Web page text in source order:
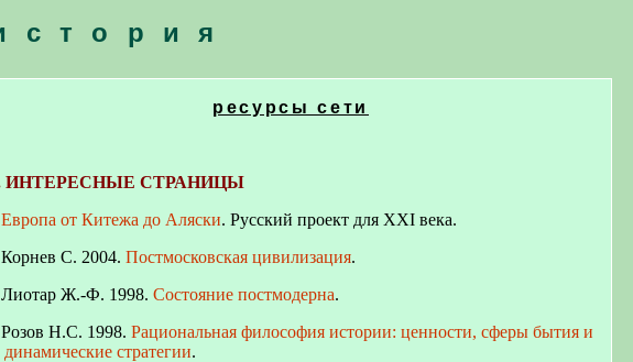
ресурсы сети
ИНТЕРЕСНЫЕ СТРАНИЦЫ
Европа от Китежа до Аляски. Русский проект для XXI века.
Корнев С. 2004. Постмосковская цивилизация.
Ж.-Ф. 1998. Состояние постмодерна.
Н.С. 1998. Рациональная философия истории: ценности, сферы бытия и
динамические стратегии.